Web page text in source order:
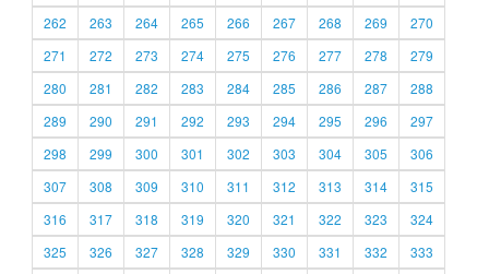
262
263 264 265 266 267 268 269
270
271
272 273 274 275 276 277 278
279
280
281 282 283 284 285 286 287
288
289
290 291 292 293 294 295 296
297
298
299 300 301 302 303 304 305
306
307
308 309 310 311 312 313 314
315
316
317 318 319 320 321 322 323
324
325
326 327 328 329 330 331 332
333